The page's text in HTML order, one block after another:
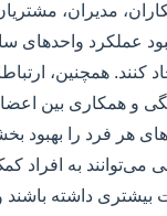
مدیران،
عملکرد واحدهای
کنند. همچنین،
و همکاری بین
هر فرد را بهبود
می‌توانند به افراد
داشته باشند